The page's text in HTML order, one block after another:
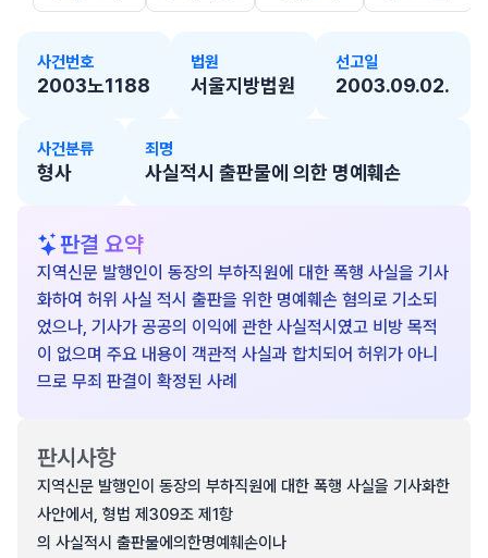
사건번호
2003노1188
법원
서울지방법원
선고일
2003.09.02.
사건분류
형사
죄명
사실적시 출판물에 의한 명예훼손
판결 요약
지역신문 발행인이 동장의 부하직원에 대한 폭행 사실을 기사
화하여 허위 사실 적시 출판을 위한 명예훼손 혐의로 기소되
었으나, 기사가 공공의 이익에 관한 사실적시였고 비방 목적
이 없으며 주요 내용이 객관적 사실과 합치되어 허위가 아니
므로 무죄 판결이 확정된 사례
판시사항
지역신문 발행인이 동장의 부하직원에 대한 폭행 사실을 기사화한
사안에서, 형법 제309조 제1항
의 사실적시 출판물에의한명예훼손이나